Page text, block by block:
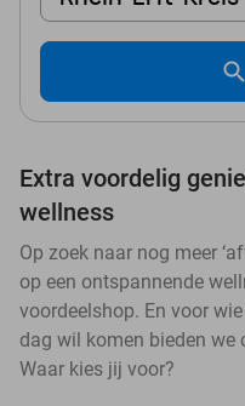
Extra voordelig
wellness
Op zoek naar nog meer
op een ontspannende
voordeelshop. En voor
dag wil komen bieden we
Waar kies jij voor?